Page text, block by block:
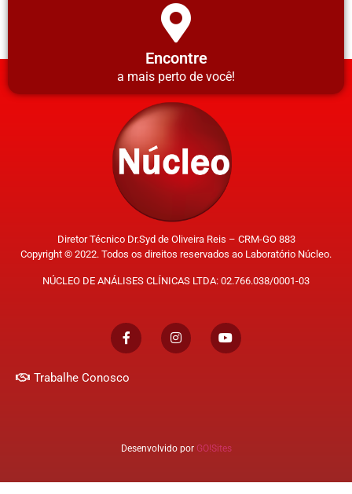
Encontre
a mais perto de você!
Diretor Técnico Dr.Syd de Oliveira Reis – CRM-GO 883
Copyright © 2022. Todos os direitos reservados ao Laboratório Núcleo.
NÚCLEO DE ANÁLISES CLÍNICAS LTDA: 02.766.038/0001-03
Trabalhe Conosco
Desenvolvido por GO!Sites